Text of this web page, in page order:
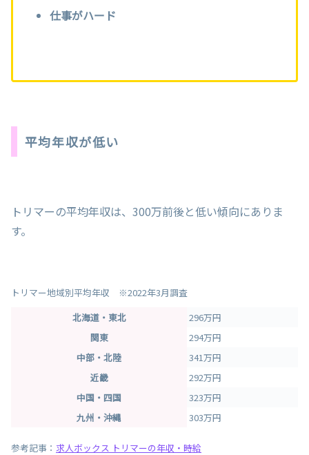
仕事がハード
平均年収が低い
トリマーの平均年収は、300万前後と低い傾向にありま
す。
トリマー地域別平均年収 ※2022年3月調査
北海道・東北
296万円
関東
294万円
中部・北陸
341万円
近畿
292万円
中国・四国
323万円
九州・沖縄
303万円
参考記事： 求人ボックス トリマーの年収・時給